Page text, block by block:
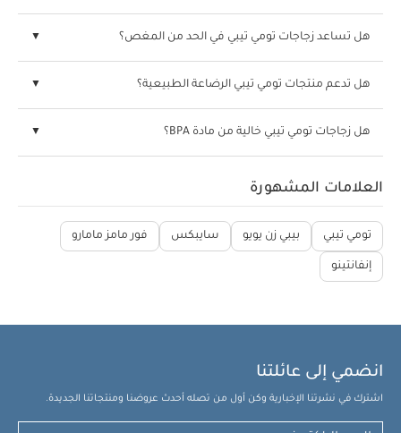
هل تساعد زجاجات تومي تيبي في الحد من المغص؟
هل تدعم منتجات تومي تيبي الرضاعة الطبيعية؟
هل زجاجات تومي تيبي خالية من مادة BPA؟
العلامات المشهورة
تومي تيبي بيبي زن يويو سايبكس فور مامز مامارو
إنفانتينو
انضمي إلى عائلتنا
اشترك في نشرتنا الإخبارية وكن أول من تصله أحدث عروضنا ومنتجاتنا الجديدة.